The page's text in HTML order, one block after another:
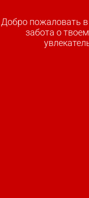
Добро пожаловать
забота о